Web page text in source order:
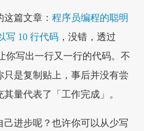
这篇文章：程序员编程的聪明
写 10 行代码 ，没错，透过
你写出一行又一行的代码。不
是复制贴上，事后并没有尝
量代表了「工作完成」。
己进步呢？也许你可以从少写